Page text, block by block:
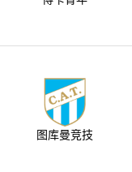
图库曼竞技